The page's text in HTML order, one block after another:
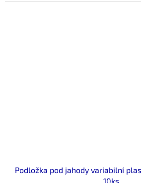
Podložka pod jahody variabilní
10ks